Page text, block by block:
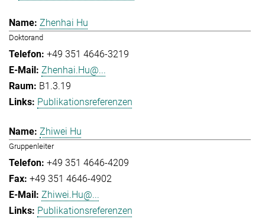
Zhenhai Hu
Doktorand
+49 351 4646-3219
Zhenhai.Hu@...
B1.3.19
Publikationsreferenzen
Zhiwei Hu
Gruppenleiter
+49 351 4646-4209
+49 351 4646-4902
Zhiwei.Hu@...
Publikationsreferenzen